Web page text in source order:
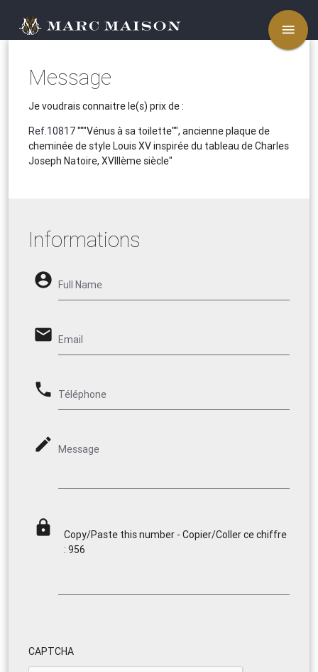
menu
Message
Je voudrais connaitre le(s) prix de :
Ref.10817"""Vénus à sa toilette"", ancienne plaque de
cheminée de style Louis XV inspirée du tableau de Charles
Joseph Natoire, XVIIIème siècle"
Informations
account_circle Full Name
email Email
phone Téléphone
mode_edit Message
lock
Copy/Paste this number - Copier/Coller ce chiffre
: 956
CAPTCHA